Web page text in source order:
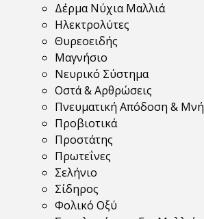
Δέρμα Νύχια Μαλλιά
Ηλεκτρολύτες
Θυρεοειδής
Μαγνήσιο
Νευρικό Σύστημα
Οστά & Αρθρώσεις
Πνευματική Απόδοση &
Προβιοτικά
Προστάτης
Πρωτεΐνες
Σελήνιο
Σίδηρος
Φολικό Οξύ